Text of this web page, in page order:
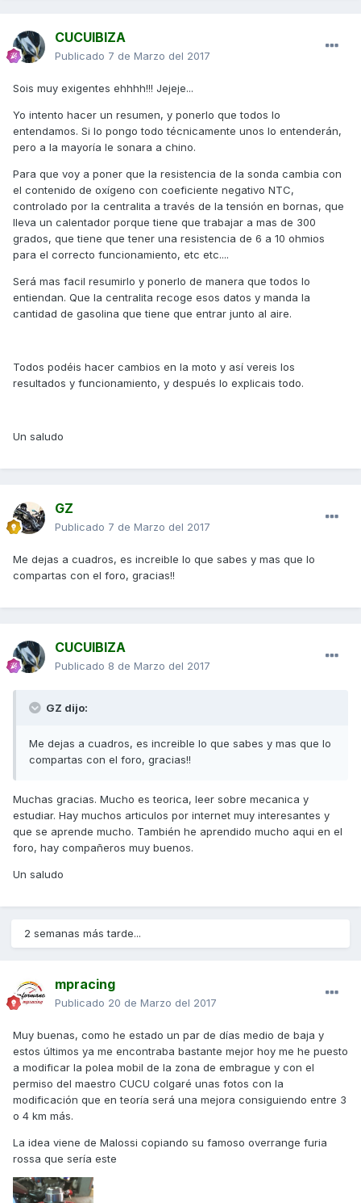
CUCUIBIZA
Publicado 7 de Marzo del 2017
Sois muy exigentes ehhhh!!! Jejeje...
Yo intento hacer un resumen, y ponerlo que todos lo
entendamos. Si lo pongo todo técnicamente unos lo entenderán,
pero a la mayoría le sonara a chino.
Para que voy a poner que la resistencia de la sonda cambia con
el contenido de oxígeno con coeficiente negativo NTC,
controlado por la centralita a través de la tensión en bornas, que
lleva un calentador porque tiene que trabajar a mas de 300
grados, que tiene que tener una resistencia de 6 a 10 ohmios
para el correcto funcionamiento, etc etc....
Será mas facil resumirlo y ponerlo de manera que todos lo
entiendan. Que la centralita recoge esos datos y manda la
cantidad de gasolina que tiene que entrar junto al aire.
Todos podéis hacer cambios en la moto y así vereis los
resultados y funcionamiento, y después lo explicais todo.
Un saludo
GZ
Publicado 7 de Marzo del 2017
Me dejas a cuadros, es increible lo que sabes y mas que lo
compartas con el foro, gracias!!
CUCUIBIZA
Publicado 8 de Marzo del 2017
GZ dijo:
Me dejas a cuadros, es increible lo que sabes y mas que lo
compartas con el foro, gracias!!
Muchas gracias. Mucho es teorica, leer sobre mecanica y
estudiar. Hay muchos articulos por internet muy interesantes y
que se aprende mucho. También he aprendido mucho aqui en el
foro, hay compañeros muy buenos.
Un saludo
2 semanas más tarde...
mpracing
Publicado 20 de Marzo del 2017
Muy buenas, como he estado un par de días medio de baja y
estos últimos ya me encontraba bastante mejor hoy me he puesto
a modificar la polea mobil de la zona de embrague y con el
permiso del maestro CUCU colgaré unas fotos con la
modificación que en teoría será una mejora consiguiendo entre 3
o 4 km más.
La idea viene de Malossi copiando su famoso overrange furia
rossa que sería este